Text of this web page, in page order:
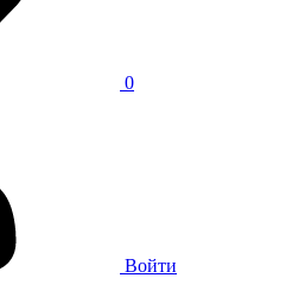
0
Войти